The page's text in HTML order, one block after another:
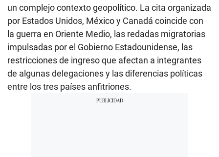
un complejo contexto geopolítico. La cita organizada
por Estados Unidos, México y Canadá coincide con
la guerra en Oriente Medio, las redadas migratorias
impulsadas por el Gobierno Estadounidense, las
restricciones de ingreso que afectan a integrantes
de algunas delegaciones y las diferencias políticas
entre los tres países anfitriones.